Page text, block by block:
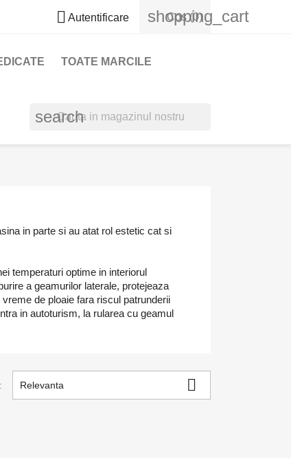
 Autentificare shopping_cart
Cos (0)
TOATE MARCILE
search
in parte si au atat rol estetic cat si
temperaturi optime in interiorul
a geamurilor laterale, protejeaza
de ploaie fara riscul patrunderii
in autoturism, la rularea cu geamul
Relevanta 